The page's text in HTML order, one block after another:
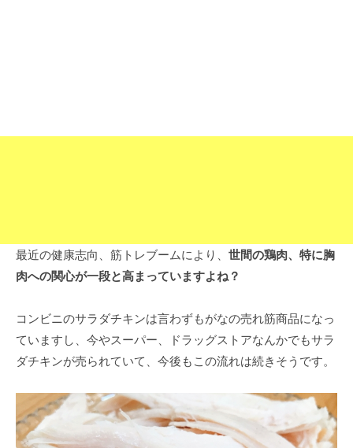
最近の健康志向、筋トレブームにより、 世間の鶏肉、特に胸
肉への関心が一段と高まっていますよね？
コンビニのサラダチキンは言わずもがなの売れ筋商品になっ
ていますし、今やスーパー、ドラッグストアなんかでもサラ
ダチキンが売られていて、今後もこの流れは続きそうです。